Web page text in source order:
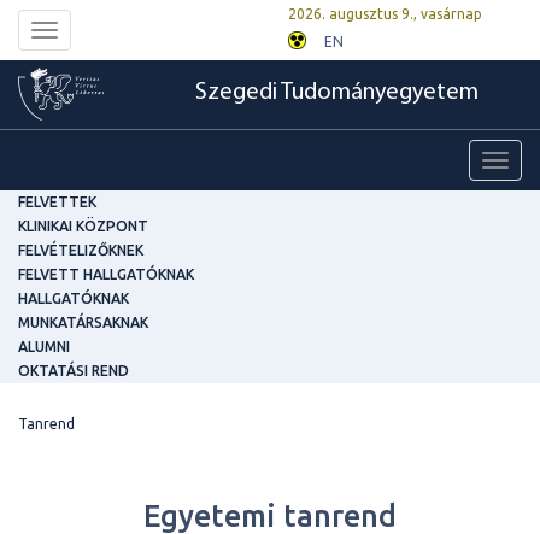
Toggle
navigation
2026. augusztus 9., vasárnap
EN
Szegedi Tudományegyetem
FELVETTEK
KLINIKAI KÖZPONT
FELVÉTELIZŐKNEK
FELVETT HALLGATÓKNAK
HALLGATÓKNAK
MUNKATÁRSAKNAK
ALUMNI
OKTATÁSI REND
Tanrend
Egyetemi tanrend